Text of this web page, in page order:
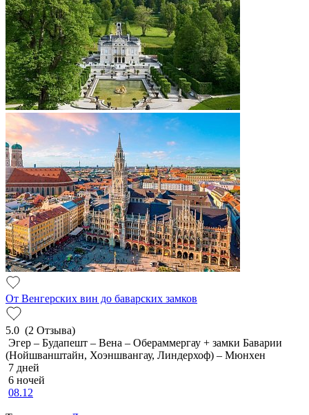
От Венгерских вин до баварских замков
5.0 (2 Отзыва)
Эгер – Будапешт – Вена – Обераммергау + замки Баварии
(Нойшванштайн, Хоэншвангау, Линдерхоф) – Мюнхен
7 дней
6 ночей
08.12